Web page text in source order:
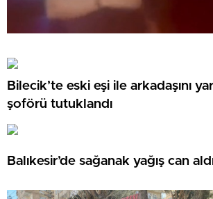
Bilecik’te eski eşi ile arkadaşını
şoförü tutuklandı
Balıkesir’de sağanak yağış can